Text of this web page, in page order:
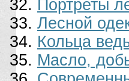
Портреты
Лесной
Кольца
Масло,